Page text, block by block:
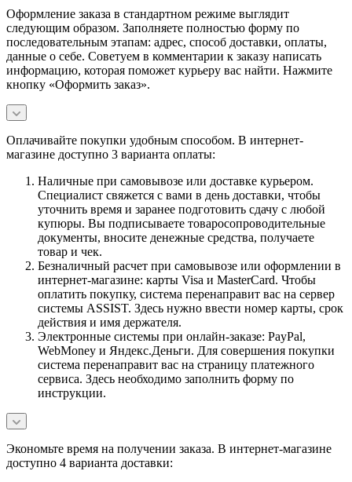
Оформление заказа в стандартном режиме выглядит
следующим образом. Заполняете полностью форму по
последовательным этапам: адрес, способ доставки, оплаты,
данные о себе. Советуем в комментарии к заказу написать
информацию, которая поможет курьеру вас найти. Нажмите
кнопку «Оформить заказ».
Оплачивайте покупки удобным способом. В интернет-
магазине доступно 3 варианта оплаты:
Наличные при самовывозе или доставке курьером.
Специалист свяжется с вами в день доставки, чтобы
уточнить время и заранее подготовить сдачу с любой
купюры. Вы подписываете товаросопроводительные
документы, вносите денежные средства, получаете
товар и чек.
Безналичный расчет при самовывозе или оформлении в
интернет-магазине: карты Visa и MasterCard. Чтобы
оплатить покупку, система перенаправит вас на сервер
системы ASSIST. Здесь нужно ввести номер карты, срок
действия и имя держателя.
Электронные системы при онлайн-заказе: PayPal,
WebMoney и Яндекс.Деньги. Для совершения покупки
система перенаправит вас на страницу платежного
сервиса. Здесь необходимо заполнить форму по
инструкции.
Экономьте время на получении заказа. В интернет-магазине
доступно 4 варианта доставки: